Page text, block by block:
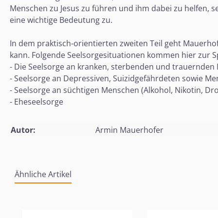
Menschen zu Jesus zu führen und ihm dabei zu helfen,
eine wichtige Bedeutung zu.
In dem praktisch-orientierten zweiten Teil geht
kann. Folgende Seelsorgesituationen kommen hier zur
- Die Seelsorge an kranken, sterbenden und trauernden
- Seelsorge an Depressiven, Suizidgefährdeten sowie
- Seelsorge an süchtigen Menschen (Alkohol, Nikotin,
- Eheseelsorge
Autor: Armin Mauerhofer
Ähnliche Artikel